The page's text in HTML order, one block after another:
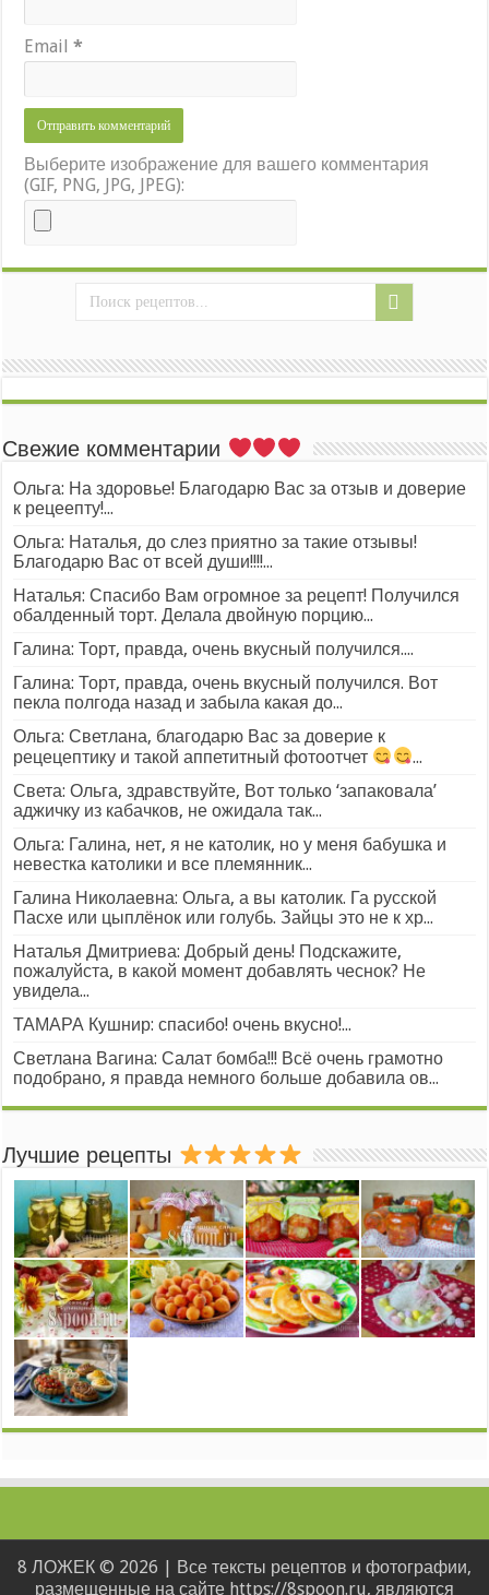
Email*
Выберите изображение для вашего комментария
(GIF, PNG, JPG, JPEG):
Свежие комментарии
Ольга: На здоровье! Благодарю Вас за отзыв и доверие
к рецеепту!...
Ольга: Наталья, до слез приятно за такие отзывы!
Благодарю Вас от всей души!!!!...
Наталья: Спасибо Вам огромное за рецепт! Получился
обалденный торт. Делала двойную порцию...
Галина: Торт, правда, очень вкусный получился....
Галина: Торт, правда, очень вкусный получился. Вот
пекла полгода назад и забыла какая до...
Ольга: Светлана, благодарю Вас за доверие к
рецецептику и такой аппетитный фотоотчет
...
Света: Ольга, здравствуйте, Вот только ‘запаковала’
аджичку из кабачков, не ожидала так...
Ольга: Галина, нет, я не католик, но у меня бабушка и
невестка католики и все племянник...
Галина Николаевна: Ольга, а вы католик. Га русской
Пасхе или цыплёнок или голубь. Зайцы это не к хр...
Наталья Дмитриева: Добрый день! Подскажите,
пожалуйста, в какой момент добавлять чеснок? Не
увидела...
ТАМАРА Кушнир: спасибо! очень вкусно!...
Светлана Вагина: Салат бомба!!! Всё очень грамотно
подобрано, я правда немного больше добавила ов...
Лучшие рецепты
8 ЛОЖЕК © 2026 | Все тексты рецептов и фотографии,
размещенные на сайте https://8spoon.ru, являются